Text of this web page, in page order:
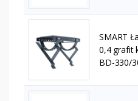
SMART
0,4 grafit
BD-330/